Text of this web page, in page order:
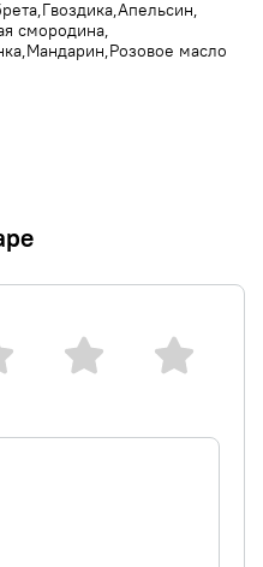
Гвоздика Апельсин
смородина
Мандарин Розовое масло